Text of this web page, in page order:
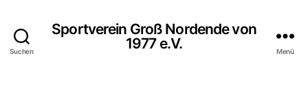
Suchen
Sportverein Groß Nordende von
1977 e.V.
Menü